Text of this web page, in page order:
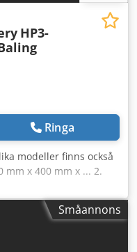
HP3-
Ringa
modeller finns också
mm x 400 mm x ... 2.
x 2600 mm x 900
(B x L x H): 1400 mm
(B x L): 1000
timme (aluminium),
timme (stål) 6. Cykeltid:
Småannons